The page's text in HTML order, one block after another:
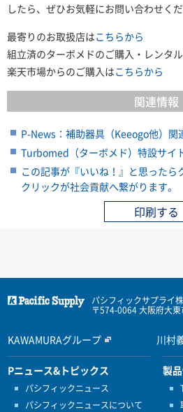
したら、ぜひお気軽にお問い合わせくだ
最寄りのお取扱店はこちらから
組立済のターボメドのご購入・レンタ
楽天市場からのご購入はこちらから
関連情報
P-News：補助器具（Keeogo他）関
Turbomed（ターボメド）特設サイ
この記事が『いいね！』と思ったら
クリックが社会貢献へ繋がります。
印刷する
パシフィックサプライ
〒574-0064 大阪府大
KAWAMURAグループ 川村
Pニュース&トピックス
パシフィックニュース
パシフィックニュースについて
製